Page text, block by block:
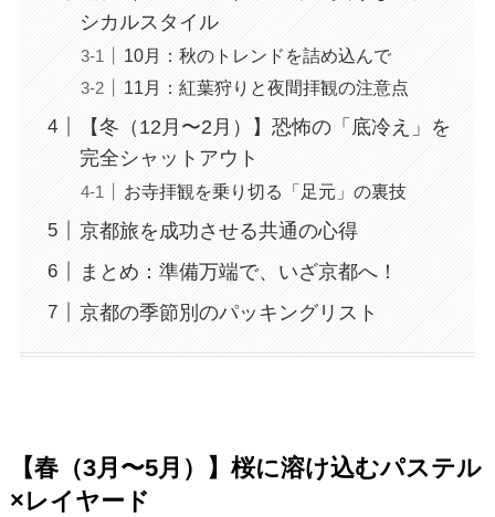
シカルスタイル
10月：秋のトレンドを詰め込んで
11月：紅葉狩りと夜間拝観の注意点
【冬（12月〜2月）】恐怖の「底冷え」を
完全シャットアウト
お寺拝観を乗り切る「足元」の裏技
京都旅を成功させる共通の心得
まとめ：準備万端で、いざ京都へ！
京都の季節別のパッキングリスト
【春（3月〜5月）】桜に溶け込むパステル
×レイヤード